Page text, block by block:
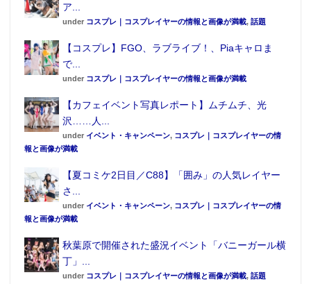
新体操部の椎名心実は大会を前に眠い目をこすりな
がら今日も訓練へ。体育館で練習をしている中、ク
ロエ・ルメールと出会う。去り際に写真を落とすク
ロエ…。大事な写真に違いないと、聖櫻学園中をク
方聞き、クロエを探すが……。
第1話終了後は今まで未公開だったオープニングとエン
ングは、ゲーム内にも登場するバンドである「にゅー
ろん★くりぃむそふと」による「楽しきトキメキ」、
エンディングテーマソングは「椎名心実（CV：佐藤聡
美）」による「はれるかなぁ」となり、会場で曲の一
部が特別に公開。会場を大いに盛り上げた。
ア...
under コスプレ｜コスプレイヤーの情報と画像が満載, 話題
【コスプレ】FGO、ラブライブ！、Piaキャロま
で...
under コスプレ｜コスプレイヤーの情報と画像が満載
【カフェイベント写真レポート】ムチムチ、光
沢……人...
under イベント・キャンペーン, コスプレ｜コスプレイヤーの情
報と画像が満載
【夏コミケ2日目／C88】「囲み」の人気レイヤー
さ...
under イベント・キャンペーン, コスプレ｜コスプレイヤーの情
報と画像が満載
秋葉原で開催された盛況イベント「バニーガール横
丁」...
under コスプレ｜コスプレイヤーの情報と画像が満載, 話題